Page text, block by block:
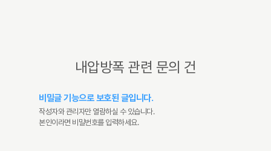
내압방폭 관련 문의 건
비밀글 기능으로 보호된 글입니다.
작성자와 관리자만 열람하실 수 있습니다.
본인이라면 비밀번호를 입력하세요.